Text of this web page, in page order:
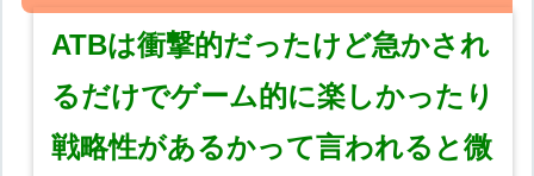
ATBは衝撃的だったけど急かされ
るだけでゲーム的に楽しかったり
戦略性があるかって言われると微